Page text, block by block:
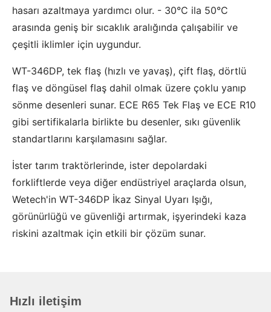
hasarı azaltmaya yardımcı olur. - 30°C ila 50°C
arasında geniş bir sıcaklık aralığında çalışabilir ve
çeşitli iklimler için uygundur.
WT-346DP, tek flaş (hızlı ve yavaş), çift flaş, dörtlü
flaş ve döngüsel flaş dahil olmak üzere çoklu yanıp
sönme desenleri sunar. ECE R65 Tek Flaş ve ECE R10
gibi sertifikalarla birlikte bu desenler, sıkı güvenlik
standartlarını karşılamasını sağlar.
İster tarım traktörlerinde, ister depolardaki
forkliftlerde veya diğer endüstriyel araçlarda olsun,
Wetech'in WT-346DP İkaz Sinyal Uyarı Işığı,
görünürlüğü ve güvenliği artırmak, işyerindeki kaza
riskini azaltmak için etkili bir çözüm sunar.
Hızlı iletişim